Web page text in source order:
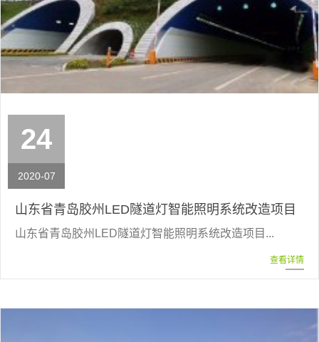
24
2020-07
山东省青岛胶州LED隧道灯智能照明系统改造项目
山东省青岛胶州LED隧道灯智能照明系统改造项目...
查看详情